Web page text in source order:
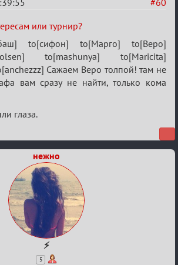
или турнир?
to[сифон] to[Марго] to[Веро]
to[mashunya] to[Maricita]
Сажаем Веро толпой! там не
вам сразу не найти, только кома
глаза.
нежно
⚡
5